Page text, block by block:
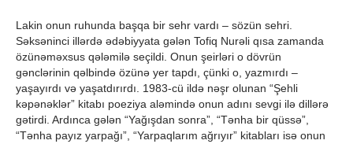
Lakin onun ruhunda başqa bir sehr vardı – sözün sehri.
Səksəninci illərdə ədəbiyyata gələn Tofiq Nurəli qısa zamanda
özünəməxsus qələmilə seçildi. Onun şeirləri o dövrün
gənclərinin qəlbində özünə yer tapdı, çünki o, yazmırdı –
yaşayırdı və yaşatdırırdı. 1983-cü ildə nəşr olunan “Şehli
kəpənəklər” kitabı poeziya aləmində onun adını sevgi ilə dillərə
gətirdi. Ardınca gələn “Yağışdan sonra”, “Tənha bir qüssə”,
“Tənha payız yarpağı”, “Yarpaqlarım ağrıyır” kitabları isə onun